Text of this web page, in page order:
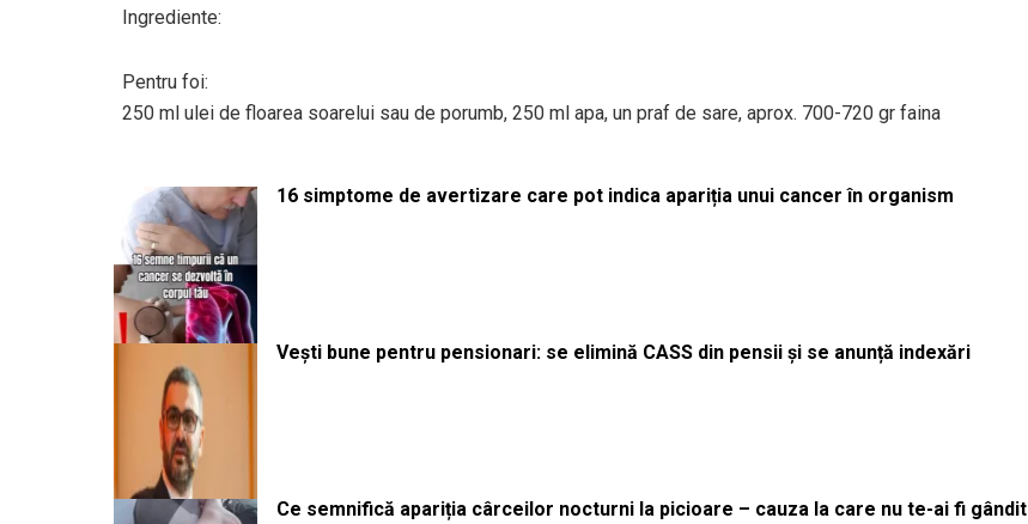
Ingrediente:
Pentru foi:
250 ml ulei de floarea soarelui sau de porumb, 250 ml apa, un praf de sare, aprox. 700-720 gr faina
16 simptome de avertizare care pot indica apariția unui cancer în organism
Vești bune pentru pensionari: se elimină CASS din pensii și se anunță indexări
Ce semnifică apariția cârceilor nocturni la picioare – cauza la care nu te-ai fi gândit